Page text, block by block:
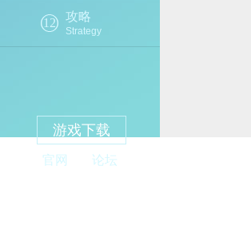
攻略
Strategy
12
游戏下载
官网 论坛